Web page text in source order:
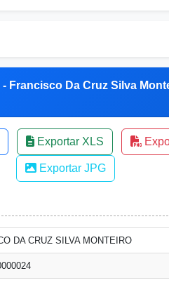
Francisco Da Cruz Silva
Exportar XLS
Exportar JPG
DA CRUZ SILVA MONTEIRO